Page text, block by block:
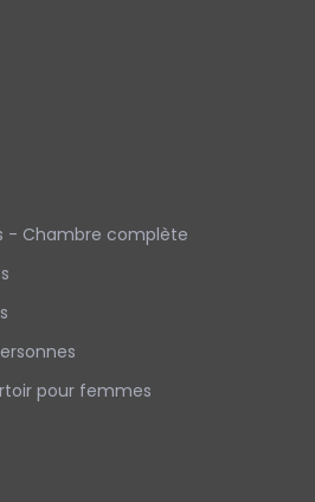
- Chambre complète
pour femmes